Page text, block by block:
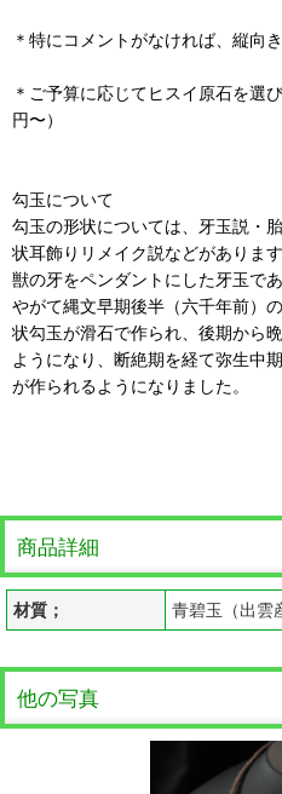
＊特にコメントがなければ、縦向
＊ご予算に応じてヒスイ原石を選
円〜）
勾玉について
勾玉の形状については、牙玉説・
状耳飾りリメイク説などがありま
獣の牙をペンダントにした牙玉であ
やがて縄文早期後半（六千年前）
状勾玉が滑石で作られ、後期から
ようになり、断絶期を経て弥生中
が作られるようになりました。
商品詳細
材質； 青碧玉（出雲
他の写真